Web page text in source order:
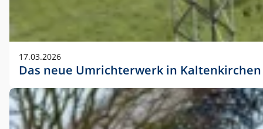
17.03.2026
Das neue Umrichterwerk in Kaltenkirchen